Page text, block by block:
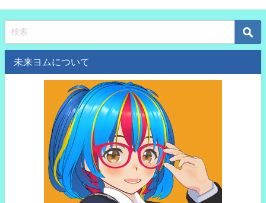
の人数は？
未来ヨムについて